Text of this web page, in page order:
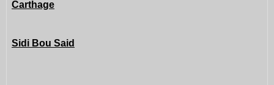
Carthage
Sidi Bou Said